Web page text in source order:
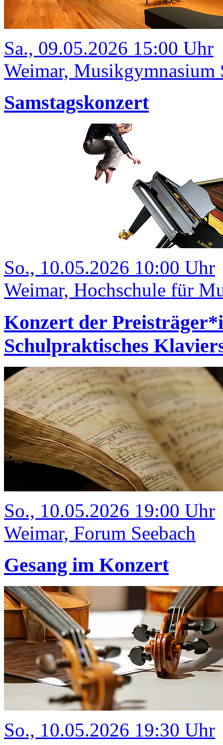
Sa., 09.05.2026 15:00 Uhr
Weimar, Musikgymnasium
Samstagskonzert
So., 10.05.2026 10:00 Uhr
Weimar, Hochschule für
Konzert der
Schulpraktisches
So., 10.05.2026 19:00 Uhr
Weimar, Forum Seebach
Gesang im Konzert
So., 10.05.2026 19:30 Uhr